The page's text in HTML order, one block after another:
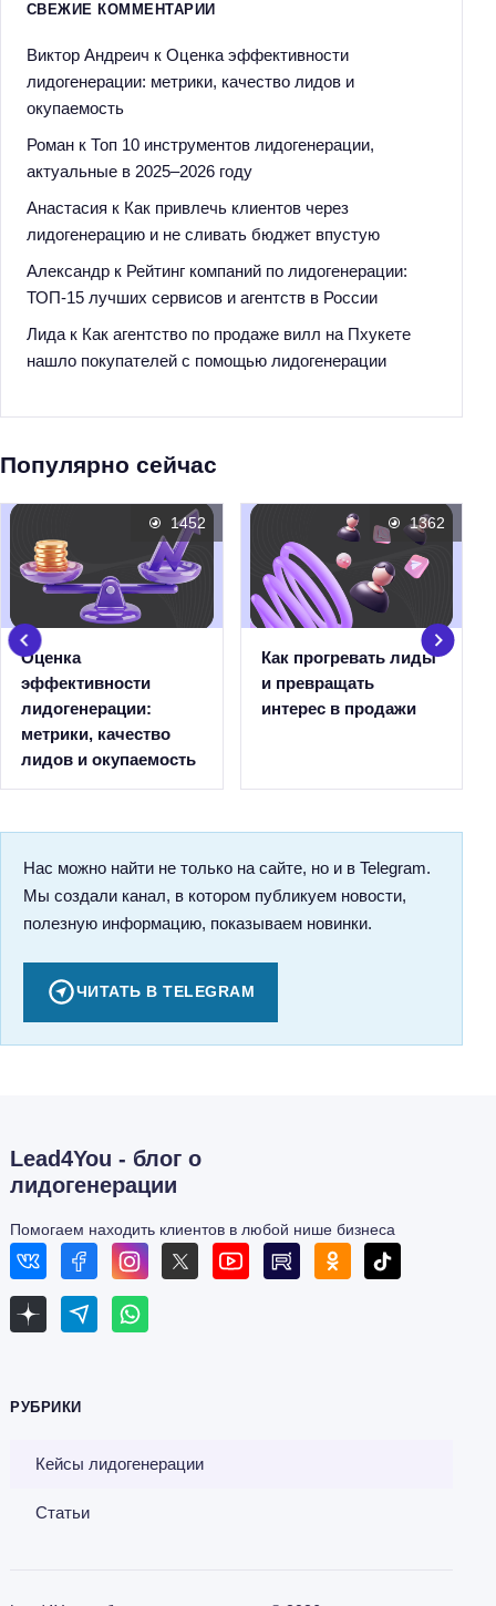
СВЕЖИЕ КОММЕНТАРИИ
Виктор Андреич к Оценка эффективности
лидогенерации: метрики, качество лидов и
окупаемость
Романк Топ 10 инструментов лидогенерации,
актуальные в 2025–2026 году
Анастасия к Как привлечь клиентов через
лидогенерацию и не сливать бюджет впустую
Александрк Рейтинг компаний по лидогенерации:
ТОП-15 лучших сервисов и агентств в России
Лидак Как агентство по продаже вилл на Пхукете
нашло покупателей с помощью лидогенерации
Популярно сейчас
Оценка
эффективности
лидогенерации:
метрики, качество
лидов и окупаемость
1452
Как прогревать лиды
и превращать
интерес в продажи
1362
Нас можно найти не только на сайте, но и в Telegram.
Мы создали канал, в котором публикуем новости,
полезную информацию, показываем новинки.
ЧИТАТЬ В TELEGRAM
Lead4You - блог о
лидогенерации
Помогаем находить клиентов в любой нише бизнеса
РУБРИКИ
Кейсы лидогенерации
Статьи